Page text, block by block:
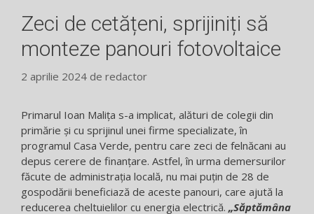
Zeci de cetățeni, sprijiniți să
monteze panouri fotovoltaice
2 aprilie 2024 de redactor
Primarul Ioan Malița s-a implicat, alături de colegii din
primărie și cu sprijinul unei firme specializate, în
programul Casa Verde, pentru care zeci de felnăcani au
depus cerere de finanțare. Astfel, în urma demersurilor
făcute de administrația locală, nu mai puțin de 28 de
gospodării beneficiază de aceste panouri, care ajută la
reducerea cheltuielilor cu energia electrică. „Săptămâna